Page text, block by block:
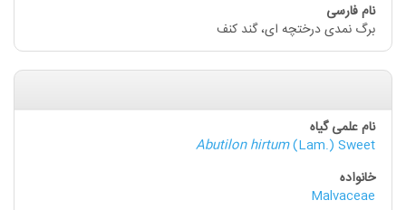
برگ نمدی درختچه ای، گند کنف
Abutilon hirtum(Lam.) Sweet
Malvaceae